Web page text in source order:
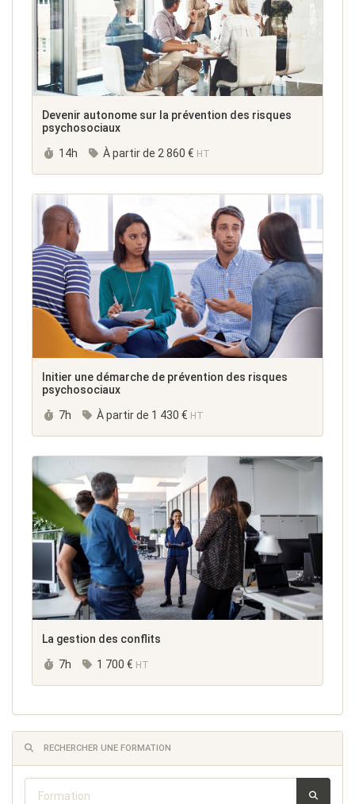
Devenir autonome sur la prévention des risques
psychosociaux
Durée :
14h À partir de 2 860 € HT
Initier une démarche de prévention des risques
psychosociaux
Durée :
7h À partir de 1 430 € HT
La gestion des conflits
Durée :
7h 1 700 € HT
RECHERCHER UNE FORMATION